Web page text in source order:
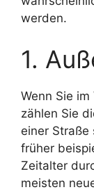
werden.
1.
Wenn Sie
zählen Sie
einer Straße
früher
Zeitalter
meisten